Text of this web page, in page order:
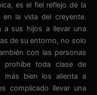
es el fiel reflejo de la
la vida del creyente.
a sus hijos a llevar una
de su entorno, no solo
con las personas
prohíbe toda clase de
más bien los alienta a
complicado llevar una